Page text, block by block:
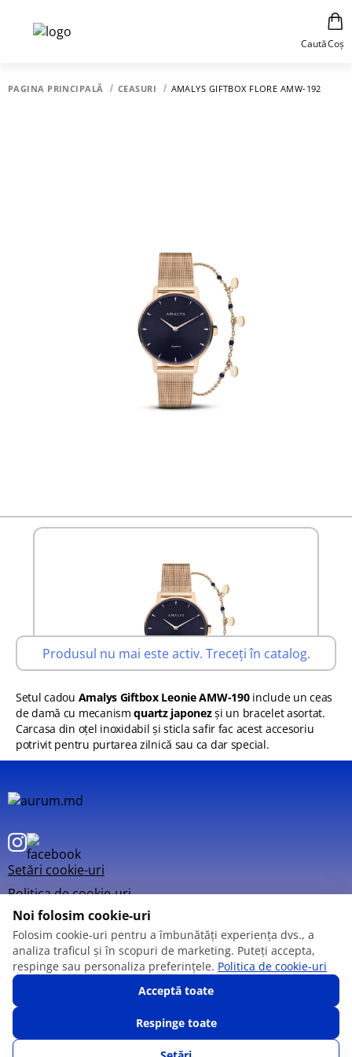
CautăCoș
PAGINA PRINCIPALĂ CEASURI AMALYS GIFTBOX FLORE AMW-192
Produsul nu mai este activ. Treceți în catalog.
Setul cadou Amalys Giftbox Leonie AMW-190include un ceas
de damă cu mecanismquartz japonezși un bracelet asortat.
Carcasa din oțel inoxidabil și sticla safir fac acest accesoriu
potrivit pentru purtarea zilnică sau ca dar special.
Setări cookie-uri
Politica de cookie-uri
© 2013 – 2026
Noi folosim cookie-uri
Folosim cookie-uri pentru a îmbunătăți experiența dvs., a
analiza traficul și în scopuri de marketing. Puteți accepta,
respinge sau personaliza preferințele. Politica de cookie-uri
Acceptă toate
Respinge toate